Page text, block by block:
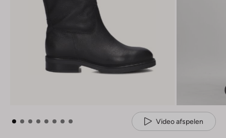
Video afspelen